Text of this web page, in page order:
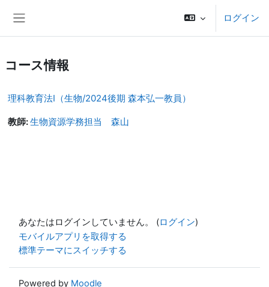
ログイン
コース情報
理科教育法Ⅰ（生物/2024後期 森本弘一教員）
教師:生物資源学務担当 森山
あなたはログインしていません。 (ログイン)
モバイルアプリを取得する
標準テーマにスイッチする
Powered by Moodle